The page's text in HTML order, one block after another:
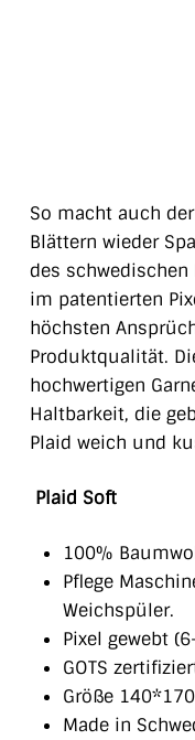
So macht auch
Blättern wieder
des schwedischen
im patentierten
höchsten
Produktqualität.
hochwertigen
Haltbarkeit, die
Plaid weich und
Plaid Soft
100%
Pflege
Weichspüler.
Pixel gewebt
GOTS
Größe
Made in